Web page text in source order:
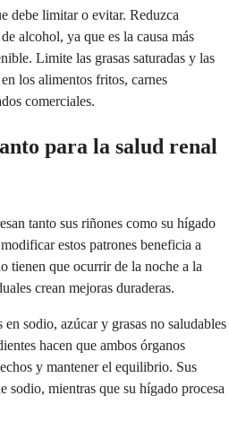
debe limitar o evitar. Reduzca
alcohol, ya que es la causa más
Limite las grasas saturadas y las
los alimentos fritos, carnes
comerciales.
para la salud renal
tanto sus riñones como su hígado
estos patrones beneficia a
tienen que ocurrir de la noche a la
crean mejoras duraderas.
sodio, azúcar y grasas no saludables
hacen que ambos órganos
y mantener el equilibrio. Sus
sodio, mientras que su hígado procesa